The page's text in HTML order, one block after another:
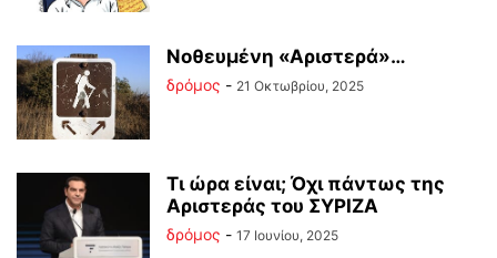
Νοθευμένη «Αριστερά»…
δρόμος - 21 Οκτωβρίου, 2025
Τι ώρα είναι; Όχι πάντως της
Αριστεράς του ΣΥΡΙΖΑ
δρόμος - 17 Ιουνίου, 2025